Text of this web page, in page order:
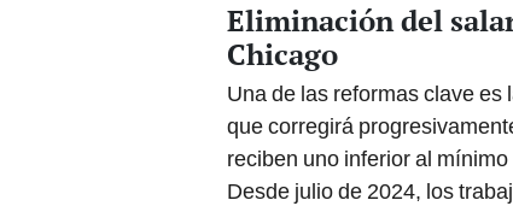
Eliminación del
Chicago
Una de las reformas clave
que corregirá
reciben uno inferior al
Desde julio de 2024, los